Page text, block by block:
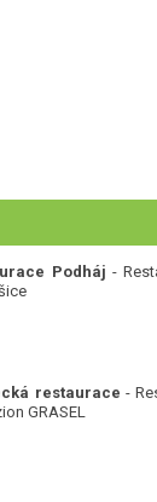
Podháj -
restaurace -
GRASEL